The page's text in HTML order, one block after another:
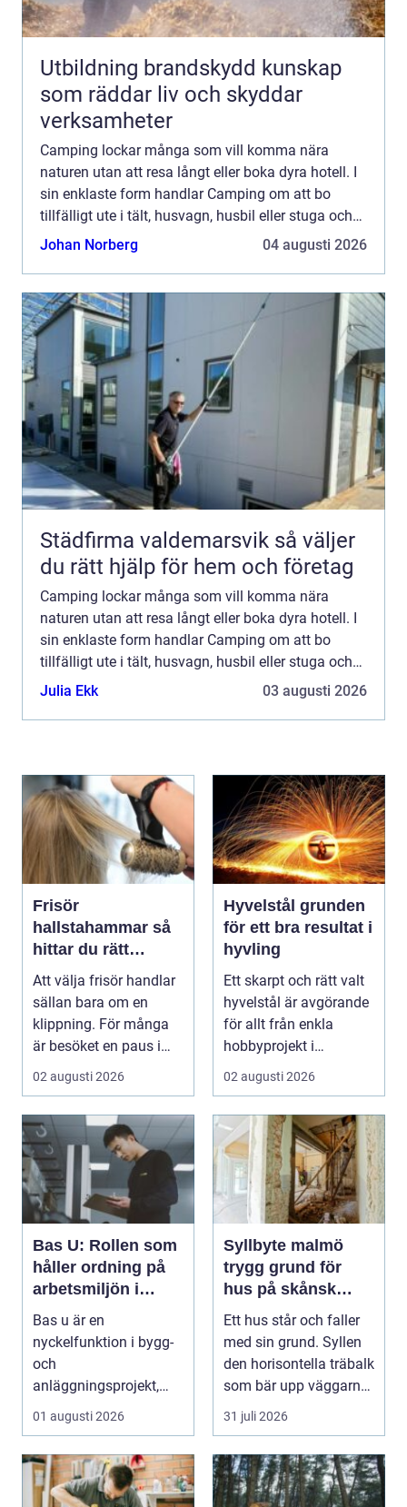
Utbildning brandskydd kunskap
som räddar liv och skyddar
verksamheter
Camping lockar många som vill komma nära
naturen utan att resa långt eller boka dyra hotell. I
sin enklaste form handlar Camping om att bo
tillfälligt ute i tält, husvagn, husbil eller stuga och
leva ett par dagar med enklare rutiner, frisk luft och
Johan Norberg 04 augusti 2026
Städfirma valdemarsvik så väljer
du rätt hjälp för hem och företag
Camping lockar många som vill komma nära
naturen utan att resa långt eller boka dyra hotell. I
sin enklaste form handlar Camping om att bo
tillfälligt ute i tält, husvagn, husbil eller stuga och
leva ett par dagar med enklare rutiner, frisk luft och
Julia Ekk 03 augusti 2026
Frisör
hallstahammar så
hittar du rätt
salong för stil,
kvalitet och känsla
Att välja frisör handlar
sällan bara om en
klippning. För många
är besöket en paus i
vardagen, ett s...
02 augusti 2026
Hyvelstål grunden
för ett bra resultat i
hyvling
Ett skarpt och rätt valt
hyvelstål är avgörande
för allt från enkla
hobbyprojekt i
verkstaden till k...
02 augusti 2026
Bas U: Rollen som
håller ordning på
arbetsmiljön i
byggprojekt
Bas u är en
nyckelfunktion i bygg-
och
anläggningsprojekt,
med ansvar för att
arbetsm...
01 augusti 2026
Syllbyte malmö
trygg grund för
hus på skånsk
mark
Ett hus står och faller
med sin grund. Syllen
den horisontella träbalk
som bär upp väggarna
mot pla...
31 juli 2026